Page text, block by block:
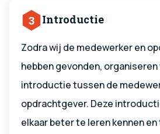
3 Introductie
Zodra wij de medewerker en
hebben gevonden, organiseren
introductie tussen de
opdrachtgever. Deze
elkaar beter te leren kennen